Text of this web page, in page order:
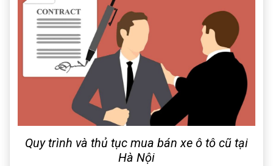
Quy trình và thủ tục mua bán xe ô tô cũ tại
Hà Nội